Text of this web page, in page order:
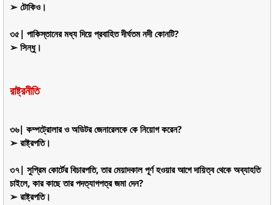
➢ টোকিও।
৩৫| পাকিস্তানের মধ্য দিয়ে প্রবাহিত দীর্ঘতম নদী কোনটি?
➢ সিন্ধু।
রাষ্ট্রনীতি
৩৬| কম্পট্রোলার ও অডিটর জেনারেলকে কে নিয়োগ করেন?
➢ রাষ্ট্রপতি।
৩৭| সুপ্রিম কোর্টের বিচারপতি, তার মেয়াদকাল পূর্ণ হওয়ার আগে দায়িত্ব থেকে অব্যাহতি
চাইলে, কার কাছে তার পদত্যাগপত্র জমা দেন?
➢ রাষ্ট্রপতি।